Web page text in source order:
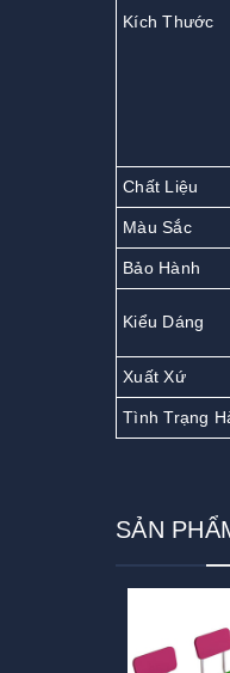
Kích Thước
Chất Liệu
Màu Sắc
Bảo Hành
Kiểu Dáng
Xuất Xứ
Tình Trạng
SẢN